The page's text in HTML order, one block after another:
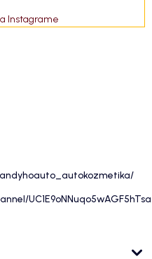
Instagrame